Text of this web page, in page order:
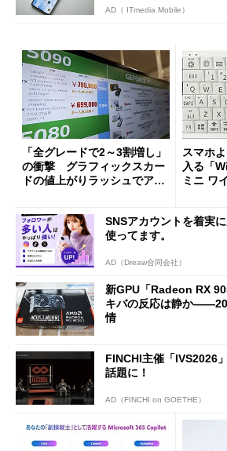
AD（ ITmedia Mobile）
「全グレードで2～3割増し」
の衝撃 グラフィックスカー
ドの値上がりラッシュでアキ
スマホ
入る「
ミニ ワ
SNSアカウントを着実
使ってます。
AD（Dreaw合同会社）
新GPU「Radeon RX
キバの反応は静か
情
FINCHI主催「IVS2026
話題に！
AD（FINCHI on GOETHE）